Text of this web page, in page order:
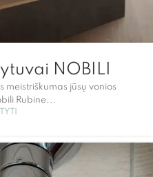
NOBILI
meistriškumas jūsų vonios
Rubine...